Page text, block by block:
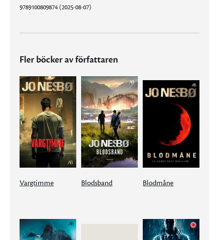
9789100809874 (2025-08-07)
Fler böcker av författaren
Vargtimme Blodsband Blodmåne